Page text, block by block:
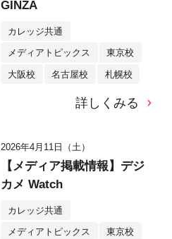
GINZA
カレッジ共通
メディアトピックス 東京校
大阪校 名古屋校 札幌校
詳しくみる
2026年4月11日（土）
【メディア掲載情報】デジ
カメ Watch
カレッジ共通
メディアトピックス 東京校